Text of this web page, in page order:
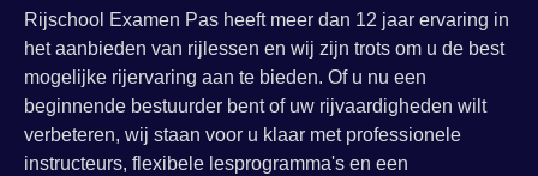
Rijschool Examen Pas heeft meer dan 12 jaar ervaring in
het aanbieden van rijlessen en wij zijn trots om u de best
mogelijke rijervaring aan te bieden. Of u nu een
beginnende bestuurder bent of uw rijvaardigheden wilt
verbeteren, wij staan voor u klaar met professionele
instructeurs, flexibele lesprogramma's en een